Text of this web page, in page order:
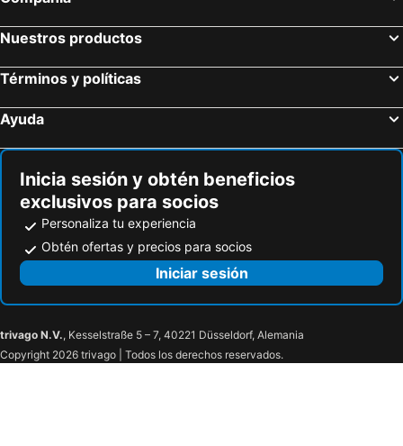
Nuestros productos
Términos y políticas
Ayuda
Inicia sesión y obtén beneficios
exclusivos para socios
Personaliza tu experiencia
Obtén ofertas y precios para socios
Iniciar sesión
trivago N.V., Kesselstraße 5 – 7, 40221 Düsseldorf, Alemania
Copyright 2026 trivago | Todos los derechos reservados.